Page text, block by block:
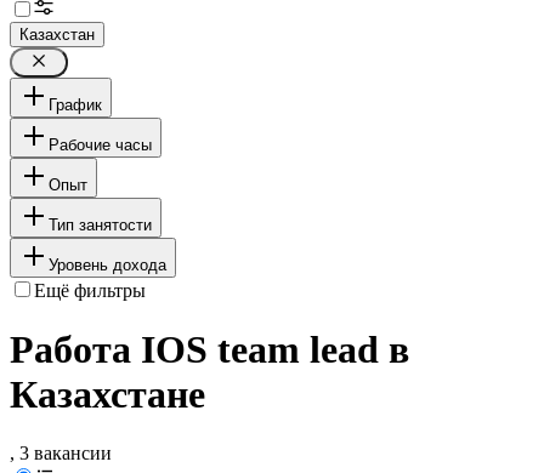
Казахстан
График
Рабочие часы
Опыт
Тип занятости
Уровень дохода
Ещё фильтры
Работа IOS team lead в
Казахстане
, 3 вакансии